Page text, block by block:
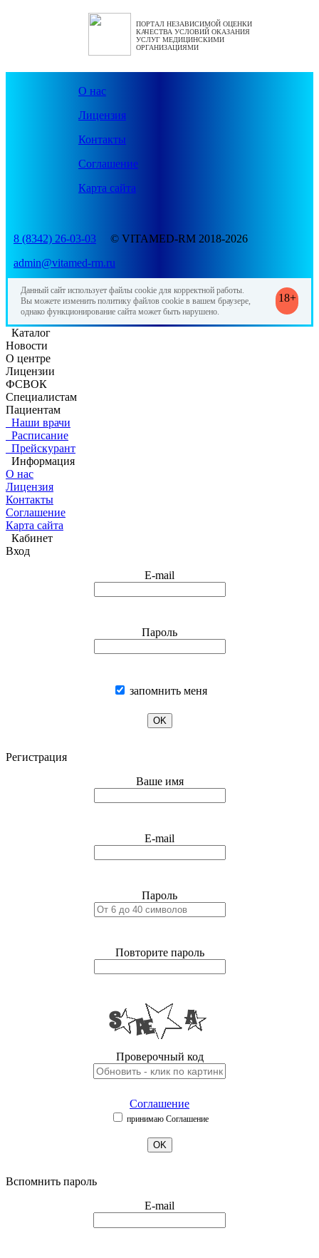
ПОРТАЛ НЕЗАВИСИМОЙ ОЦЕНКИ
КАЧЕСТВА УСЛОВИЙ ОКАЗАНИЯ
УСЛУГ МЕДИЦИНСКИМИ
ОРГАНИЗАЦИЯМИ
О нас
Лицензия
Контакты
Соглашение
Карта сайта
8 (8342) 26-03-03
© VITAMED-RM 2018-2026
admin@vitamed-rm.ru
Данный сайт использует файлы cookie для корректной работы.
Вы можете изменить политику файлов cookie в вашем браузере,
однако функционирование сайта может быть нарушено.
18+
Каталог
Новости
О центре
Лицензии
ФСВОК
Специалистам
Пациентам
Наши врачи
Расписание
Прейскурант
Информация
О нас
Лицензия
Контакты
Соглашение
Карта сайта
Кабинет
Вход
E-mail
Пароль
запомнить меня
OK
Регистрация
Ваше имя
E-mail
Пароль
Повторите пароль
Проверочный код
Соглашение
принимаю Соглашение
OK
Вспомнить пароль
E-mail